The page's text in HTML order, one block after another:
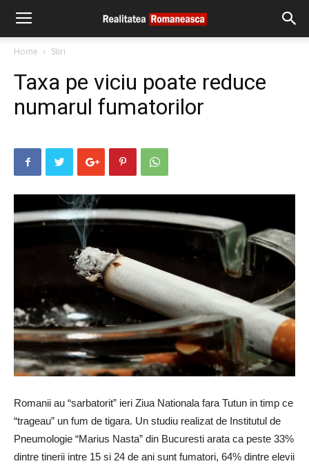
Home Stiri
Taxa pe viciu poate reduce
numarul fumatorilor
Romanii au “sarbatorit” ieri Ziua Nationala fara Tutun in timp ce
“trageau” un fum de tigara. Un studiu realizat de Institutul de
Pneumologie “Marius Nasta” din Bucuresti arata ca peste 33%
dintre tinerii intre 15 si 24 de ani sunt fumatori, 64% dintre elevii